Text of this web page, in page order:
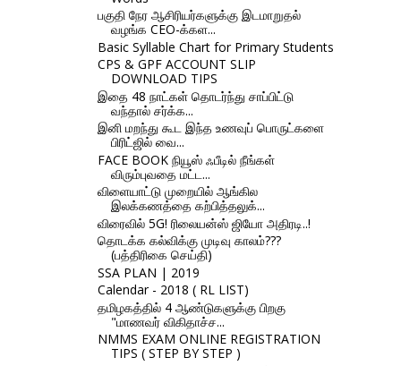
பகுதி நேர ஆசிரியர்களுக்கு இடமாறுதல்
வழங்க CEO-க்கள...
Basic Syllable Chart for Primary Students
CPS & GPF ACCOUNT SLIP
DOWNLOAD TIPS
இதை 48 நாட்கள் தொடர்ந்து சாப்பிட்டு
வந்தால் சர்க்க...
இனி மறந்து கூட இந்த உணவுப் பொருட்களை
பிரிட்ஜில் வை...
FACE BOOK நியூஸ் ஃபீடில் நீங்கள்
விரும்புவதை மட்ட...
விளையாட்டு முறையில் ஆங்கில
இலக்கணத்தை கற்பித்தலுக்...
விரைவில் 5G! ரிலையன்ஸ் ஜியோ அதிரடி..!
தொடக்க கல்விக்கு முடிவு காலம்???
(பத்திரிகை செய்தி)
SSA PLAN | 2019
Calendar - 2018 ( RL LIST)
தமிழகத்தில் 4 ஆண்டுகளுக்கு பிறகு
"மாணவர் விகிதாச்ச...
NMMS EXAM ONLINE REGISTRATION
TIPS ( STEP BY STEP )